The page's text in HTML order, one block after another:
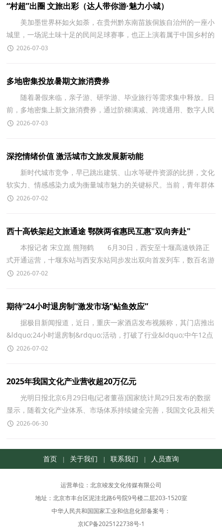
“村超”出圈 文旅出彩（达人带你游·魅力小城）
美加墨世界杯如火如荼，在贵州黔东南苗族侗族自治州的一座小
城里，一场泥土味十足的民间足球赛事，也正上演着属于中国乡村的
足球狂欢。 都柳江、寨蒿河、平永河三江交汇处
2026-07-03
多地密集投放暑期文旅消费券
随着暑假来临，亲子游、研学游、毕业旅行等需求集中释放。日
前，多地密集上新文旅消费券，通过阶梯满减、跨境通用、数字人民
币配套等多元模式，精准激活暑期文旅消费市场。
2026-07-03
深挖情绪价值 激活城市文旅发展新动能
新时代城市竞争，早已跳出建筑、山水等硬件资源的比拼，文化
软实力、情感感染力成为衡量城市魅力的关键标尺。当前，青年群体
旅游消费需求迭代升级，传统观光游模式难以满足群众
2026-07-02
西十高铁架起文旅通途 鄂陕两省惠民互惠"双向奔赴"
本报记者 宋立崑 熊翔鹤 6月30日，西安至十堰高速铁路正
式开通运营，十堰东站与西安东站同步发出双向首发列车，数百名游
客搭乘首班列车，开启&ldquo;秦风楚韵 高铁畅游&rdqu
2026-07-02
期待“24小时退房制”激发市场“鲇鱼效应”
据极目新闻报道，近日，重庆一家酒店发布视频称，其门店推出
&ldquo;24小时退房制&rdquo;活动，打破了行业&ldquo;中午12点
退房&rdquo;的惯例。酒店工作人员介绍：从客人实际入住时
2026-07-02
2025年我国文化产业营收超20万亿元
光明日报北京6月29日电(记者董蓓)国家统计局29日发布的数据
显示，随着文化产业体系、市场体系持续健全完善，我国文化及相关
产业规模稳步扩大。2025年，全国文化产业实现营业
2026-06-30
首页 关于我们 联系我们 人员查询
运营单位：北京竣发文化传媒有限公司
地址：北京市丰台区泥洼北路6号院9号楼二层203-1520室
中华人民共和国国家工业和信息化部备案号：
京ICP备2025122738号-1